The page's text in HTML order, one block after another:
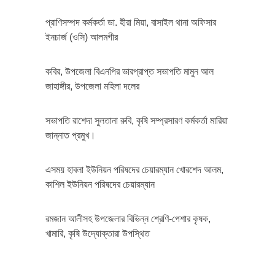
প্রাণিসম্পদ কর্মকর্তা ডা. হীরা মিয়া, বাসাইল থানা অফিসার
ইনচার্জ (ওসি) আলমগীর
কবির, উপজেলা বিএনপির ভারপ্রাপ্ত সভাপতি মামুন আল
জাহাঙ্গীর, উপজেলা মহিলা দলের
সভাপতি রাশেদা সুলতানা রুবি, কৃষি সম্প্রসারণ কর্মকর্তা মারিয়া
জান্নাত প্রমুখ।
এসময় হাবলা ইউনিয়ন পরিষদের চেয়ারম্যান খোরশেদ আলম,
কাশিল ইউনিয়ন পরিষদের চেয়ারম্যান
রমজান আলীসহ উপজেলার বিভিন্ন শ্রেণি-পেশার কৃষক,
খামারি, কৃষি উদ্যোক্তারা উপস্থিত